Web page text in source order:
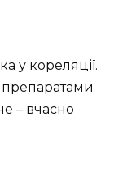
у кореляції.
– вчасно